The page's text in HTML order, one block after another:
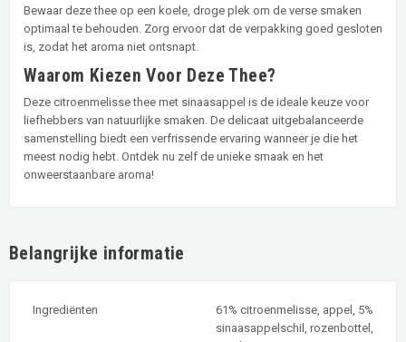
Bewaar deze thee op een koele, droge plek om de verse smaken
optimaal te behouden. Zorg ervoor dat de verpakking goed gesloten
is, zodat het aroma niet ontsnapt.
Waarom Kiezen Voor Deze Thee?
Deze citroenmelisse thee met sinaasappel is de ideale keuze voor
liefhebbers van natuurlijke smaken. De delicaat uitgebalanceerde
samenstelling biedt een verfrissende ervaring wanneer je die het
meest nodig hebt. Ontdek nu zelf de unieke smaak en het
onweerstaanbare aroma!
Belangrijke informatie
Ingrediënten
61% citroenmelisse, appel, 5%
sinaasappelschil, rozenbottel,